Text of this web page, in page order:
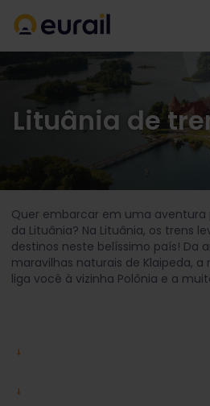
Lituânia de
Quer embarcar em uma aventura
da Lituânia? Na Lituânia, os trens
destinos neste belíssimo país! Da
maravilhas naturais de Klaipeda,
liga você à vizinha Polônia e a